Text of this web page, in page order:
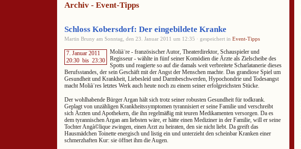
Archiv - Event-Tipps
Schloss Kobersdorf: Der eingebildete Kranke
Martin Bruny am Sonntag, den 23. Januar 2011 um 12:35 · gespeichert in Event-Tipps
7. Januar 2011
20:30 bis 23:30
Molià¨re - französischer Autor, Theaterdirektor, Schauspieler und
Regisseur - wählte in fünf seiner Komödien die Ärzte als Zielscheibe des
Spotts und reagierte so auf die damals weit verbreitete Scharlatanerie dieses
Berufsstandes, der sein Geschäft mit der Angst der Menschen machte. Das grandiose Spiel um
Gesundheit und Krankheit, Liebesleid und Darmbeschwerden, Hypochondrie und Todesangst
macht Molià¨res letztes Werk auch heute noch zu einem seiner erfolgreichsten Stücke.
Der wohlhabende Bürger Argan hält sich trotz seiner robusten Gesundheit für todkrank.
Geplagt von unzähligen Krankheitssymptomen tyrannisiert er seine Familie und verschreibt
sich Ärzten und Apothekern, die ihn regelmäßig mit teuren Medikamenten versorgen. Da es
dem tyrannischen Argan am liebsten wäre, er hätte einen Mediziner in der Familie, will er seine
Tochter Angà©lique zwingen, einen Arzt zu heiraten, den sie nicht liebt. Da greift das
Hausmädchen Toinette energisch und listig ein und unterzieht den scheinbar Kranken einer
schmerzhaften Kur: sie öffnet ihm die Augen.